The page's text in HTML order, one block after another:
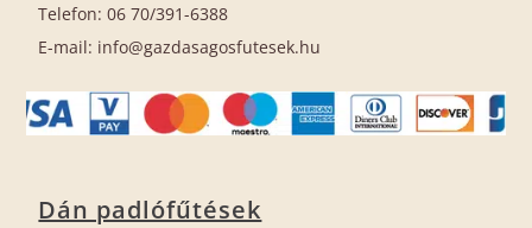
Telefon: 06 70/391-6388
E-mail: info@gazdasagosfutesek.hu
Dán padlófűtések